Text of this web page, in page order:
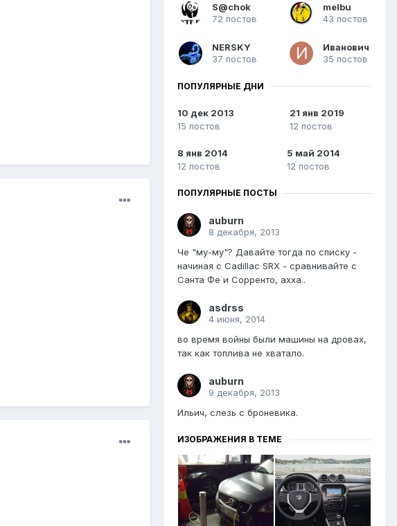
S@chok
72 постов
melbu
43 постов
NERSKY
37 постов
Иванович
35 постов
ПОПУЛЯРНЫЕ ДНИ
10 дек 2013
15 постов
21 янв 2019
12 постов
8 янв 2014
12 постов
5 май 2014
12 постов
ПОПУЛЯРНЫЕ ПОСТЫ
auburn
8 декабря, 2013
Че "му-му"? Давайте тогда по списку -
начиная с Cadillac SRX - сравнивайте с
Санта Фе и Сорренто, ахха..
asdrss
4 июня, 2014
во время войны были машины на дровах,
так как топлива не хватало.
auburn
9 декабря, 2013
Ильич, слезь с броневика.
ИЗОБРАЖЕНИЯ В ТЕМЕ